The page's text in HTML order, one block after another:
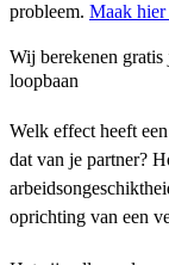
probleem. Maak hier
Wij berekenen gratis
loopbaan
Welk effect heeft
dat van je partner?
oprichting van een